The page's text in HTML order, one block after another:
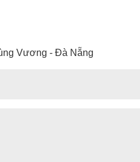
Vương - Đà Nẵng